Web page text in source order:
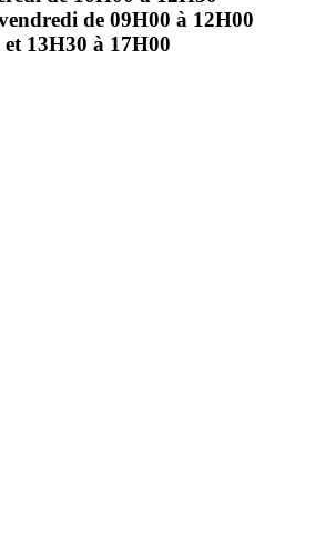
de 09H00 à 12H00
et 13H30 à 17H00